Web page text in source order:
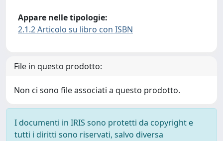
Appare nelle tipologie:
2.1.2 Articolo su libro con ISBN
File in questo prodotto:
Non ci sono file associati a questo prodotto.
I documenti in IRIS sono protetti da copyright e
tutti i diritti sono riservati, salvo diversa